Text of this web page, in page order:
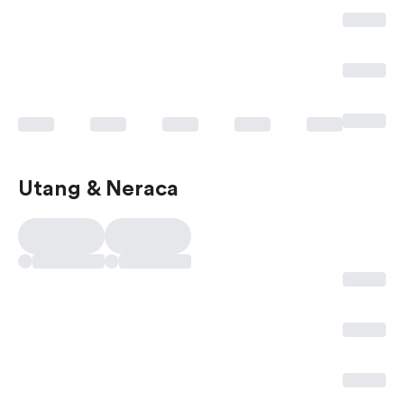
Utang & Neraca